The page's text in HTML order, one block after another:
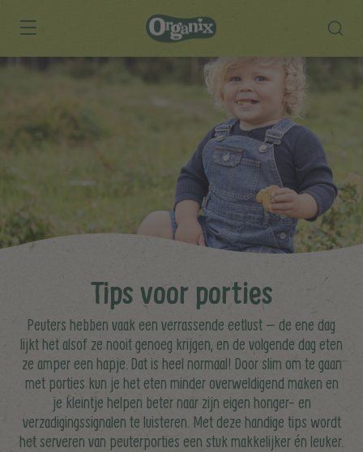
Skip to main content
Tips voor porties
Peuters hebben vaak een verrassende eetlust – de ene dag
lijkt het alsof ze nooit genoeg krijgen, en de volgende dag eten
ze amper een hapje. Dat is heel normaal! Door slim om te gaan
met porties kun je het eten minder overweldigend maken en
je kleintje helpen beter naar zijn eigen honger- en
verzadigingssignalen te luisteren. Met deze handige tips wordt
het serveren van peuterporties een stuk makkelijker én leuker.